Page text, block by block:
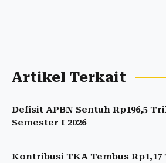
Artikel Terkait
Defisit APBN Sentuh Rp196,5
Semester I 2026
Kontribusi TKA Tembus